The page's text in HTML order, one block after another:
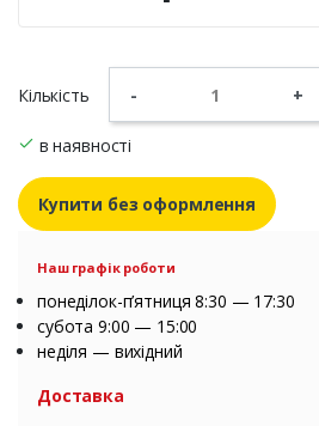
Кількість - +
в наявності
Купити без оформлення
Наш графік роботи
понеділок-п’ятниця 8:30 — 17:30
субота 9:00 — 15:00
неділя — вихідний
Доставка